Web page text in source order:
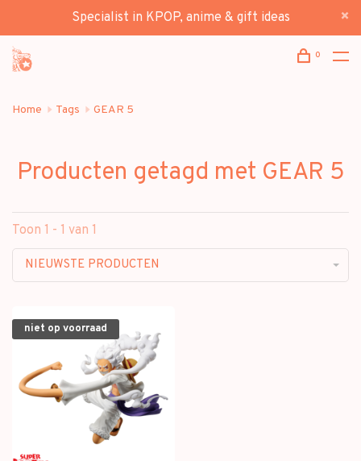
Specialist in KPOP, anime & gift ideas
0
Home Tags GEAR 5
Producten getagd met GEAR 5
Toon 1 - 1 van 1
NIEUWSTE PRODUCTEN
niet op voorraad